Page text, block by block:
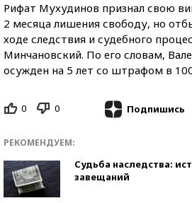
Рифат Мухудинов признал свою
2 месяца лишения свободу, но
ходе следствия и судебного
Минчановский. По его словам,
осужден на 5 лет со штрафом в
0 0 Подпишись
РЕКОМЕНДУЕМ:
Судьба наследства:
завещаний